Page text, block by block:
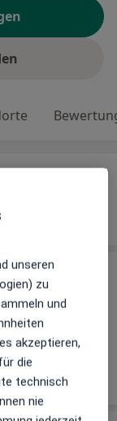
und Kosten
unseren
zu
und
akzeptieren,
die
technisch
nie